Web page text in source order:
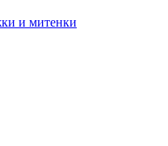
и митенки